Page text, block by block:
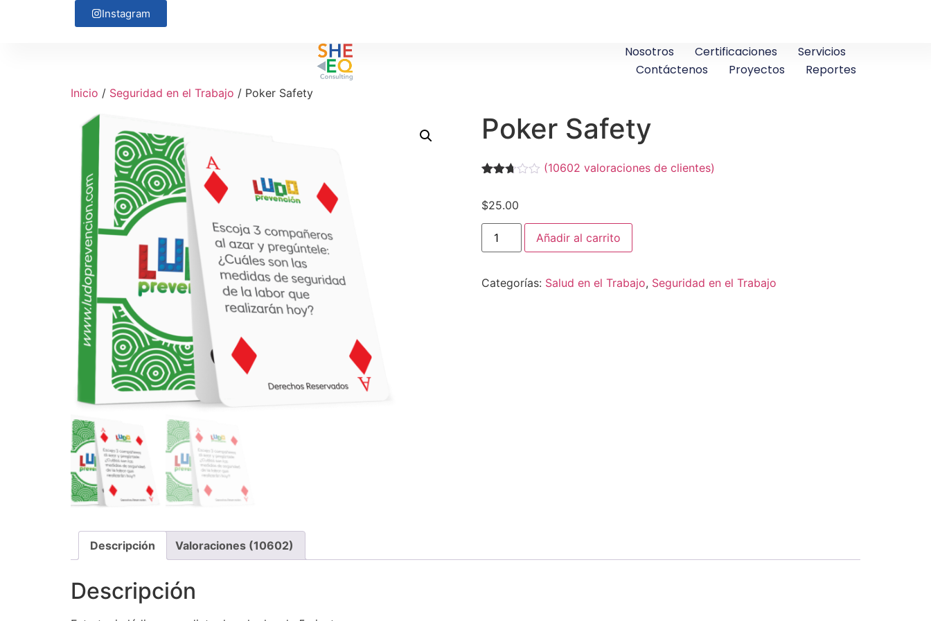
Instagram
Nosotros Certificaciones
Servicios
Contáctenos
Proyectos Reportes
Inicio / Seguridad en el Trabajo / Poker Safety
Poker Safety
2.68
en
base
a
clientes
(10602 valoraciones de clientes)
$25.00
Añadir al carrito
Categorías: Salud en el Trabajo, Seguridad en el Trabajo
Descripción Valoraciones (10602)
Descripción